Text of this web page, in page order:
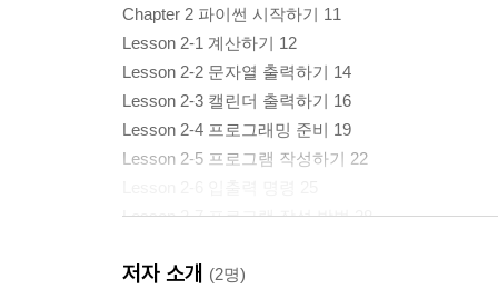
Chapter 2 파이썬 시작하기 11
Lesson 2-1 계산하기 12
Lesson 2-2 문자열 출력하기 14
Lesson 2-3 캘린더 출력하기 16
Lesson 2-4 프로그래밍 준비 19
Lesson 2-5 프로그램 작성하기 22
Lesson 2-7 프로그램 작성 방법 28
저자 소개 (2명)